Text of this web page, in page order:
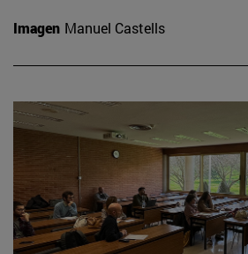
Imagen Manuel Castells